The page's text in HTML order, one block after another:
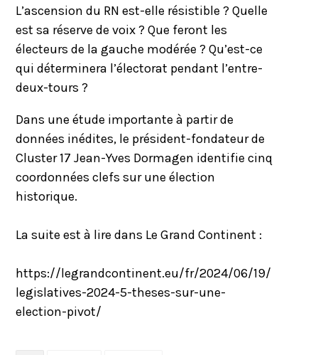
L’ascension du RN est-elle résistible ? Quelle
est sa réserve de voix ? Que feront les
électeurs de la gauche modérée ? Qu’est-ce
qui déterminera l’électorat pendant l’entre-
deux-tours ?
Dans une étude importante à partir de
données inédites, le président-fondateur de
Cluster 17 Jean-Yves Dormagen identifie cinq
coordonnées clefs sur une élection
historique.
La suite est à lire dans Le Grand Continent :
https://legrandcontinent.eu/fr/2024/06/19/
legislatives-2024-5-theses-sur-une-
election-pivot/